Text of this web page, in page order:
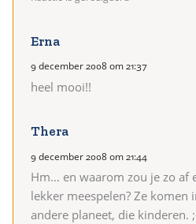
Erna
9 december 2008 om 21:37
heel mooi!!
Thera
9 december 2008 om 21:44
Hm… en waarom zou je zo af
lekker meespelen? Ze komen
andere planeet, die kinderen.